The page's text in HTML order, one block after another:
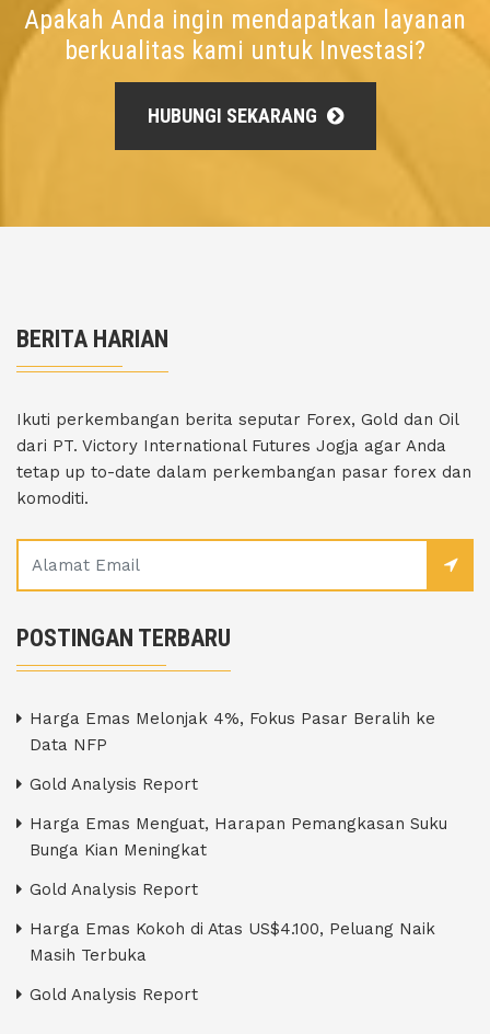
Apakah Anda ingin mendapatkan layanan
berkualitas kami untuk Investasi?
HUBUNGI SEKARANG
BERITA HARIAN
Ikuti perkembangan berita seputar Forex, Gold dan Oil
dari PT. Victory International Futures Jogja agar Anda
tetap up to-date dalam perkembangan pasar forex dan
komoditi.
POSTINGAN TERBARU
Harga Emas Melonjak 4%, Fokus Pasar Beralih ke
Data NFP
Gold Analysis Report
Harga Emas Menguat, Harapan Pemangkasan Suku
Bunga Kian Meningkat
Gold Analysis Report
Harga Emas Kokoh di Atas US$4.100, Peluang Naik
Masih Terbuka
Gold Analysis Report